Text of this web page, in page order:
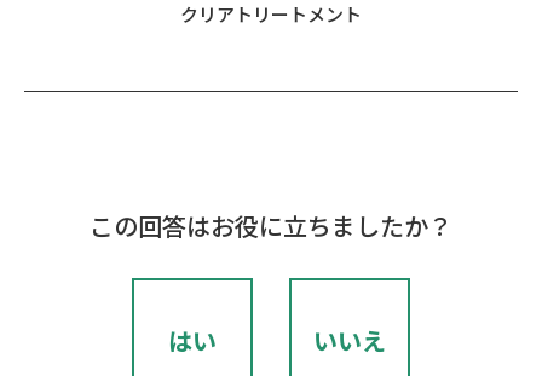
クリアトリートメント
この回答はお役に立ちましたか？
はい いいえ